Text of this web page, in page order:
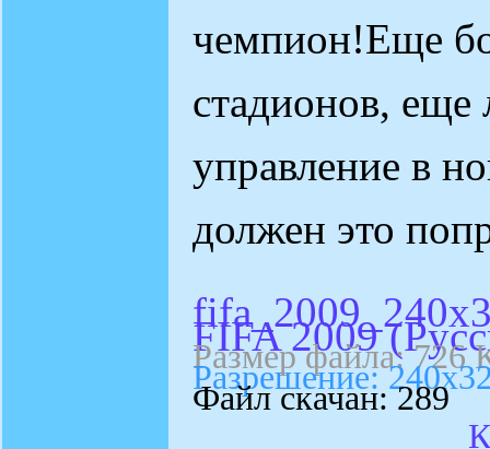
чемпион!Еще
стадионов,
управление в
должен это
FIFA 2009
Размер файла: 726
Разрешение:
Файл скачан: 289